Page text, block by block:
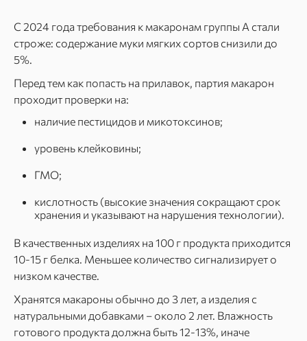
С 2024 года требования к макаронам группы А стали
строже: содержание муки мягких сортов снизили до
5%.
Перед тем как попасть на прилавок, партия макарон
проходит проверки на:
наличие пестицидов и микотоксинов;
уровень клейковины;
ГМО;
кислотность (высокие значения сокращают срок
хранения и указывают на нарушения технологии).
В качественных изделиях на 100 г продукта приходится
10-15 г белка. Меньшее количество сигнализирует о
низком качестве.
Хранятся макароны обычно до 3 лет, а изделия с
натуральными добавками – около 2 лет. Влажность
готового продукта должна быть 12-13%, иначе